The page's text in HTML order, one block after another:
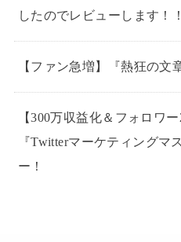
したのでレビューします！！
【ファン急増】『熱狂の文
【300万収益化＆フォロワ
『Twitterマーケティングマ
ー！